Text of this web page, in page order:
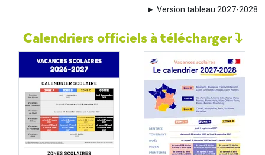
Version tableau 2027-2028
Calendriers officiels à télécharger